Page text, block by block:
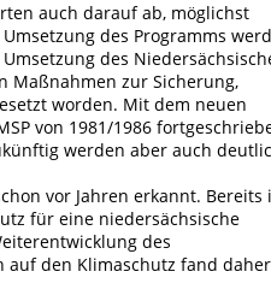
auch darauf ab, möglichst
des Programms
des
Maßnahmen zur Sicherung,
worden. Mit dem neuen
von 1981/1986
werden aber auch
vor Jahren erkannt. Bereits
für eine niedersächsische
des
auf den Klimaschutz fand daher